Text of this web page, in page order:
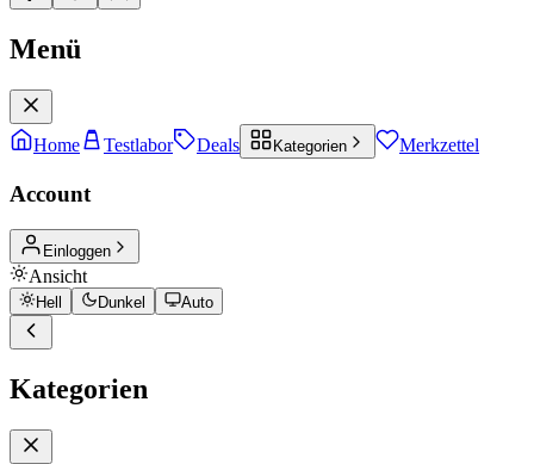
Menü
Home Testlabor Deals Kategorien Merkzettel
Account
Einloggen
Ansicht
Hell Dunkel Auto
Kategorien